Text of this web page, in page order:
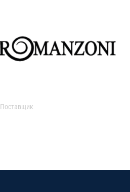
Поставщик